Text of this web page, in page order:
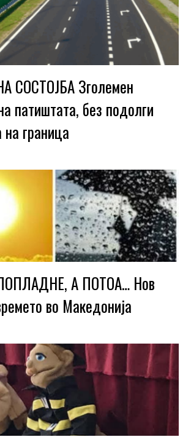
СОСТОЈБА Зголемен
патиштата, без подолги
граница
А ПОТОА… Нов
во Македонија